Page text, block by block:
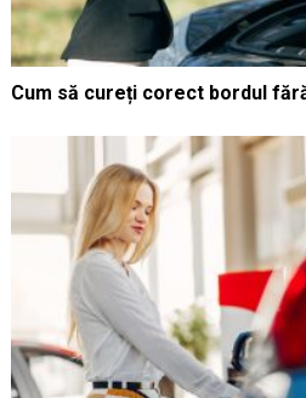
Cum să cureți corect bordul